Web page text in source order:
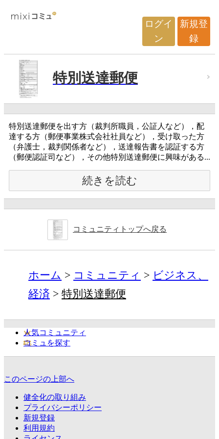
ログイ
ン
新規登
録
特別送達郵便
特別送達郵便を出す方（裁判所職員，公証人など），配
達する方（郵便事業株式会社社員など），受け取った方
（弁護士，裁判関係者など），送達報告書を認証する方
（郵便認証司など），その他特別送達郵便に興味がある...
続きを読む
コミュニティトップへ戻る
ホーム コミュニティ
ビジネス、
経済
特別送達郵便
人気コミュニティ
コミュを探す
このページの上部へ
健全化の取り組み
プライバシーポリシー
新規登録
利用規約